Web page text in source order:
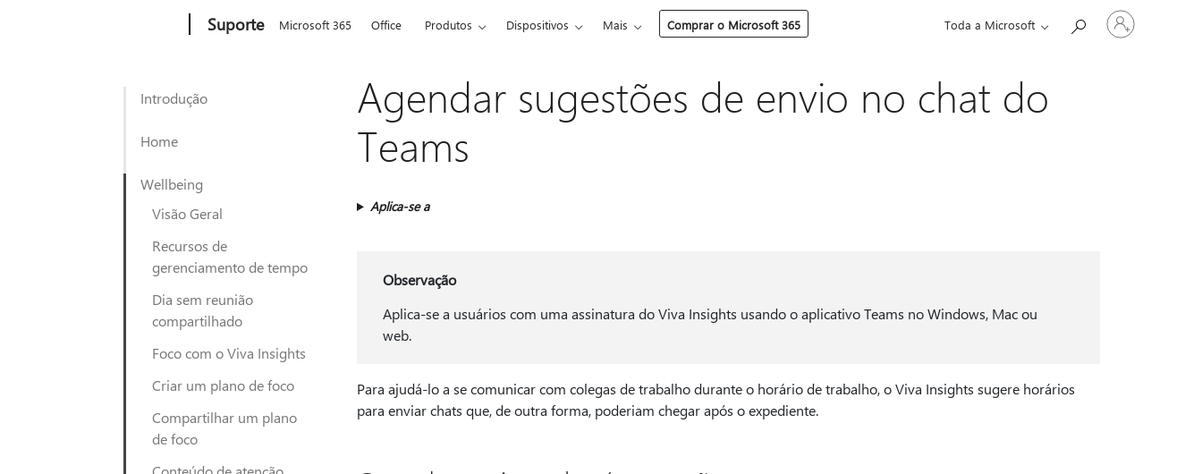
Suporte Microsoft 365 Office Produtos Dispositivos Mais Comprar o Microsoft 365 Toda a Microsoft
Entre
em
sua
Introdução
Home
Wellbeing
Visão Geral
Recursos de
gerenciamento de tempo
Dia sem reunião
compartilhado
Foco com o Viva Insights
Criar um plano de foco
Compartilhar um plano
de foco
Agendar sugestões de envio no chat do
Teams
Aplica-se a
Observação
Aplica-se a usuários com uma assinatura do Viva Insights usando o aplicativo Teams no Windows, Mac ou
web.
Para ajudá-lo a se comunicar com colegas de trabalho durante o horário de trabalho, o Viva Insights sugere horários
para enviar chats que, de outra forma, poderiam chegar após o expediente.